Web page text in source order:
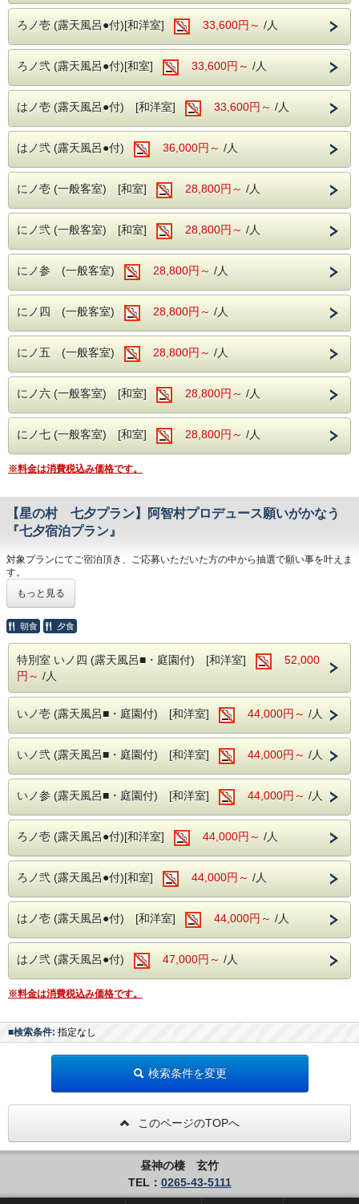
・夜はロビー併設のナイトバーでお酒や珈琲、
アイスクリームやソフトドリンクを無料で楽しめます。
※セルフ形式にて19時～22時まで利用可
・館内衛生対策もしっかりと。
昼神温泉の特徴である単純硫黄温泉(低張性アルカリ性高温
泉)を
思う存分堪能していただき、南信州の四季を感じられる山川
の幸を
ご満喫ください。
ろノ壱 (露天風呂●付)[和洋室] 33,600円～ /人
ろノ弐 (露天風呂●付)[和室] 33,600円～ /人
はノ壱 (露天風呂●付) [和洋室] 33,600円～ /人
はノ弐 (露天風呂●付) 36,000円～ /人
にノ壱 (一般客室) [和室] 28,800円～ /人
にノ弐 (一般客室) [和室] 28,800円～ /人
にノ参 (一般客室) 28,800円～ /人
にノ四 (一般客室) 28,800円～ /人
にノ五 (一般客室) 28,800円～ /人
にノ六 (一般客室) [和室] 28,800円～ /人
にノ七 (一般客室) [和室] 28,800円～ /人
※料金は消費税込み価格です。
【星の村 七夕プラン】阿智村プロデュース願いがかなう
『七夕宿泊プラン』
対象プランにてご宿泊頂き、ご応募いただいた方の中から抽選で願い事を叶えま
す。
・ 抽選で三名様に阿智村があなたの願いをかなえます
・ ご夕食時ワンドリンクサービス付
※叶う願いは厳正な選考により決めさせていただきます。
※本イベントは阿智☆昼神観光局主催で行われます。
選考の対象は、昼神温泉の各施設にて対象のプランでご宿泊された全員の方と
なります。
※実現可能な例
お腹いっぱい〇〇が食べたい
天体望遠鏡が欲しい
昼神温泉の旅館に一か月滞在したい
阿智村の星空をひとりじめしたい
星に名前を付けたい
など
※実現不可能な例
過去に戻りたい
火星に引っ越したい
アニメのキャラクターなどになりたい
今日から阿智村の村長になりたい
など
（詳細は昼神観光局HPをご覧ください）
「日本一の星空 阿智村 七夕まつり」特設ページ
■お食事は【華賓会席】
■玄竹の湯
・強アルカリ性泉質で素肌を磨き滑らか。
・ナトリウムイオンでしっかり保湿。
・美肌に嬉しい湯ヂカラが昼神温泉には期待できます。
■玄竹での滞在を満喫
・夜はロビー併設のナイトバーでお酒や珈琲、
もっと見る
朝食 夕食
特別室 いノ四 (露天風呂■・庭園付) [和洋室]
52,000
円～ /人
いノ壱 (露天風呂■・庭園付) [和洋室] 44,000円～ /人
いノ弐 (露天風呂■・庭園付) [和洋室] 44,000円～ /人
いノ参 (露天風呂■・庭園付) [和洋室] 44,000円～ /人
ろノ壱 (露天風呂●付)[和洋室] 44,000円～ /人
ろノ弐 (露天風呂●付)[和室] 44,000円～ /人
はノ壱 (露天風呂●付) [和洋室] 44,000円～ /人
はノ弐 (露天風呂●付) 47,000円～ /人
※料金は消費税込み価格です。
■検索条件: 指定なし
検索条件を変更
このページのTOPへ
昼神の棲 玄竹
TEL： 0265-43-5111